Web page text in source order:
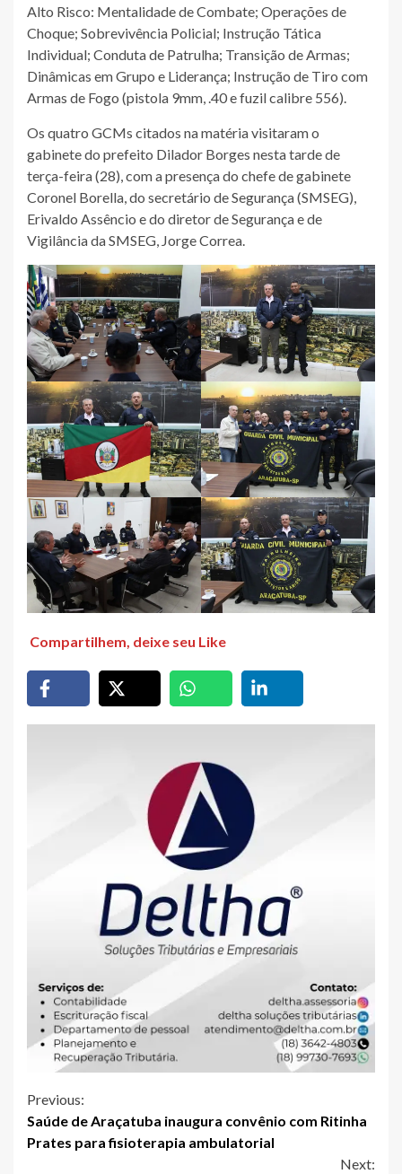
Alto Risco: Mentalidade de Combate; Operações de
Choque; Sobrevivência Policial; Instrução Tática
Individual; Conduta de Patrulha; Transição de Armas;
Dinâmicas em Grupo e Liderança; Instrução de Tiro com
Armas de Fogo (pistola 9mm, .40 e fuzil calibre 556).
Os quatro GCMs citados na matéria visitaram o
gabinete do prefeito Dilador Borges nesta tarde de
terça-feira (28), com a presença do chefe de gabinete
Coronel Borella, do secretário de Segurança (SMSEG),
Erivaldo Assêncio e do diretor de Segurança e de
Vigilância da SMSEG, Jorge Correa.
Compartilhem, deixe seu Like
Continue
Reading
Previous:
Saúde de Araçatuba inaugura convênio com Ritinha
Prates para fisioterapia ambulatorial
Next: